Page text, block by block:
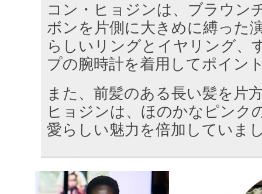
コン・ヒョジンは、ブラウン
ボンを片側に大きめに縛った
らしいリングとイヤリング、
プの腕時計を着用してポイン
また、前髪のある長い髪を片
ヒョジンは、ほのかなピンク
愛らしい魅力を倍加していま